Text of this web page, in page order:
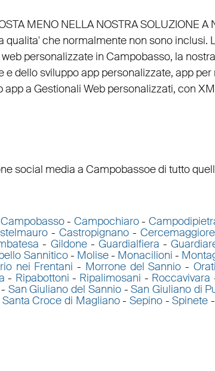
MENO NELLA NOSTRA SOLUZIONE A
qualita' che normalmente non sono inclusi.
personalizzate in Campobasso, la nostra
e dellosviluppo app personalizzate, app per
appa Gestionali Web personalizzati, con
social media a Campobassoe di tutto
Campobasso- Campochiaro-
-Castropignano -Cercemaggiore
- Gildone- Guardialfiera -
Sannitico- Molise- Monacilioni -
nei Frentani - Morrone del Sannio -
- Ripabottoni - Ripalimosani - Roccavivara
- San Giuliano del Sannio-San Giuliano di
Santa Croce di Magliano-Sepino -Spinete -